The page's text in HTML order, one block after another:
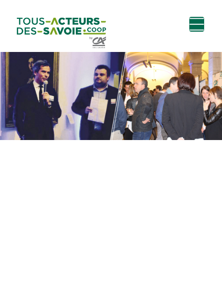
contenu
principal